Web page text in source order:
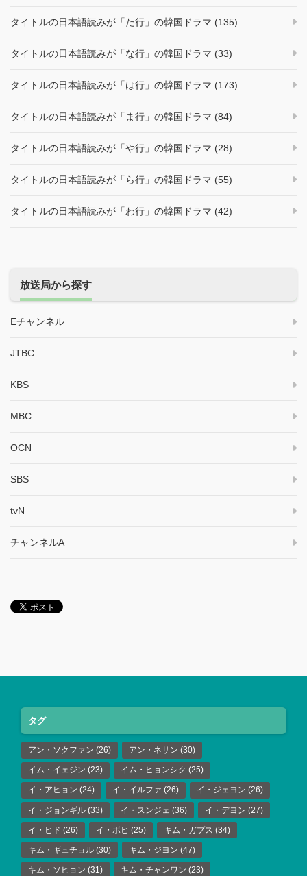
タイトルの日本語読みが「た行」の韓国ドラマ (135)
タイトルの日本語読みが「な行」の韓国ドラマ (33)
タイトルの日本語読みが「は行」の韓国ドラマ (173)
タイトルの日本語読みが「ま行」の韓国ドラマ (84)
タイトルの日本語読みが「や行」の韓国ドラマ (28)
タイトルの日本語読みが「ら行」の韓国ドラマ (55)
タイトルの日本語読みが「わ行」の韓国ドラマ (42)
放送局から探す
Eチャンネル
JTBC
KBS
MBC
OCN
SBS
tvN
チャンネルA
タグ
アン・ソクファン (26) アン・ネサン (30)
イム・イェジン (23) イム・ヒョンシク (25)
イ・アヒョン (24) イ・イルファ (26) イ・ジェヨン (26)
イ・ジョンギル (33) イ・スンジェ (36) イ・デヨン (27)
イ・ヒド (26) イ・ボヒ (25) キム・ガプス (34)
キム・ギュチョル (30) キム・ジヨン (47)
キム・ソヒョン (31) キム・チャンワン (23)